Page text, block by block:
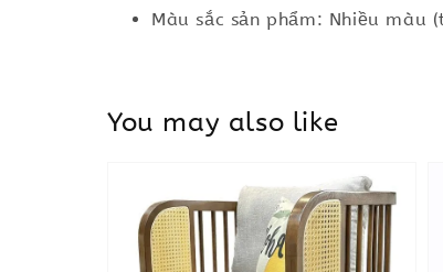
Màu sắc sản phẩm: Nhiều màu
You may also like